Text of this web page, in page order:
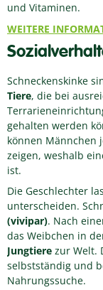
und Vitaminen.
WEITERE
Schneckenskinke
Tiere, die bei
gehalten werden
können Männchen
zeigen, weshalb
ist.
Die Geschlechter
unterscheiden.
(vivipar). Nach
das Weibchen in
Jungtiere zur Welt.
selbstständig und
Nahrungssuche.